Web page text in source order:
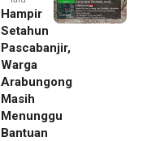
Hampir
Setahun
Pascabanjir,
Warga
Arabungong
Masih
Menunggu
Bantuan